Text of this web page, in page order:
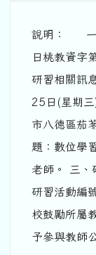
說明： 一
日桃教資字
研習相關訊
25日(星期
市八德區茄
題：數位學
老師。 三、
研習活動編
校鼓勵所屬
予參與教師